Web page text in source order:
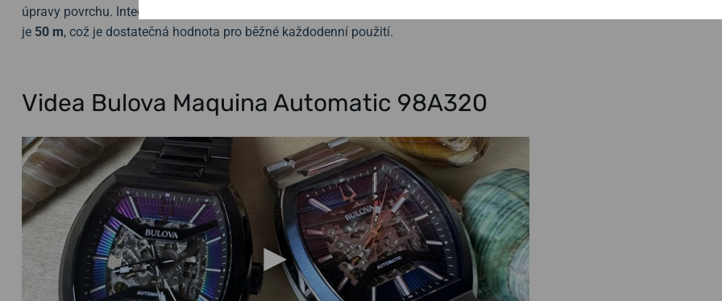
úpravy povrchu. Integrovaný náramek je zakončen elegantní motýlovou sponou.
je 50 m, což je dostatečná hodnota pro běžné každodenní použití.
Videa Bulova Maquina Automatic 98A320